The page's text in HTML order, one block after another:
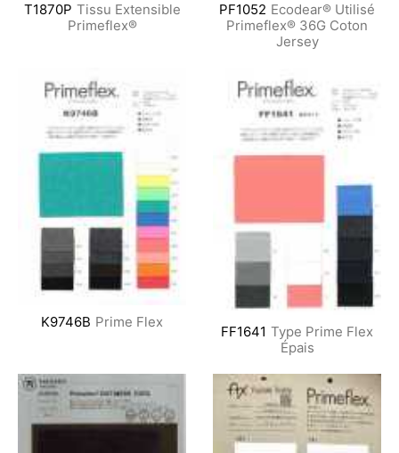
T1870P Tissu Extensible
Primeflex®
PF1052 Ecodear® Utilisé
Primeflex® 36G Coton
Jersey
K9746B Prime Flex
FF1641 Type Prime Flex
Épais